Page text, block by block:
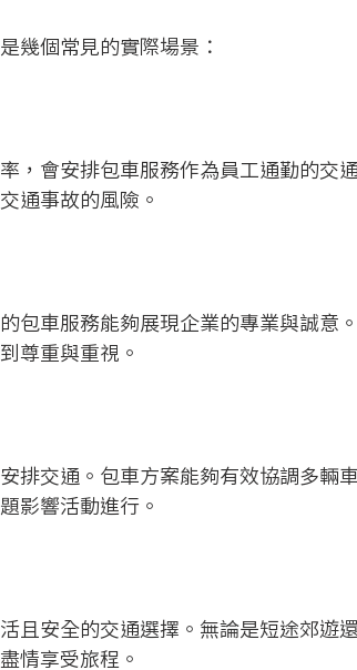
幾個常見的實際場景：
，會安排包車服務作為員工通勤的交
通事故的風險。
包車服務能夠展現企業的專業與誠意
尊重與重視。
排交通。包車方案能夠有效協調多輛
影響活動進行。
且安全的交通選擇。無論是短途郊遊
情享受旅程。